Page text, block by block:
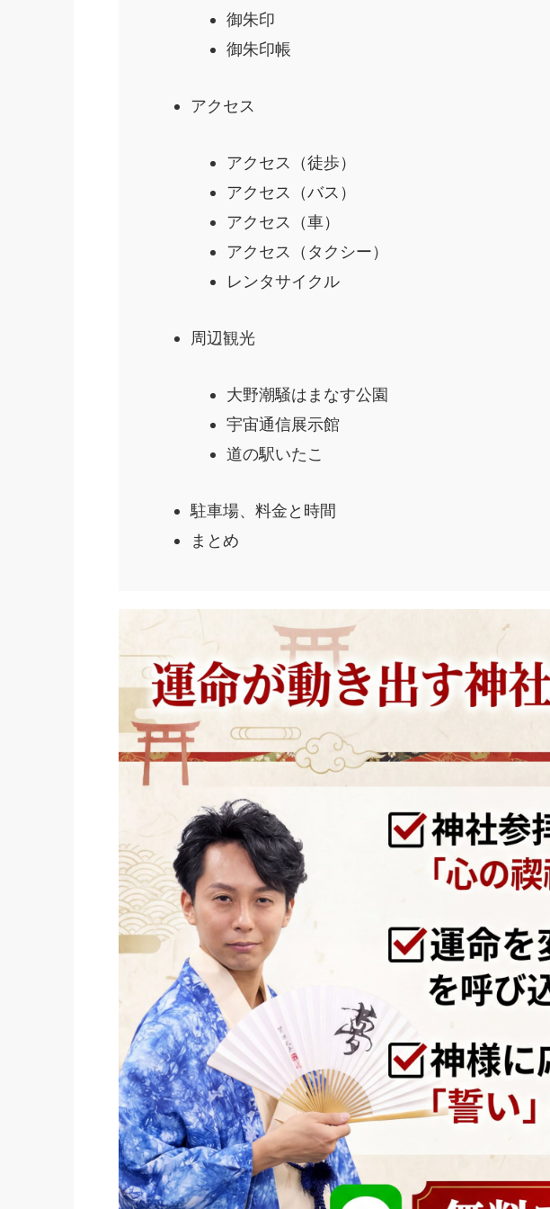
御朱印
御朱印帳
アクセス
アクセス（徒歩）
アクセス（バス）
アクセス（車）
アクセス（タクシー）
レンタサイクル
周辺観光
大野潮騒はまなす公園
宇宙通信展示館
道の駅いたこ
駐車場、料金と時間
まとめ